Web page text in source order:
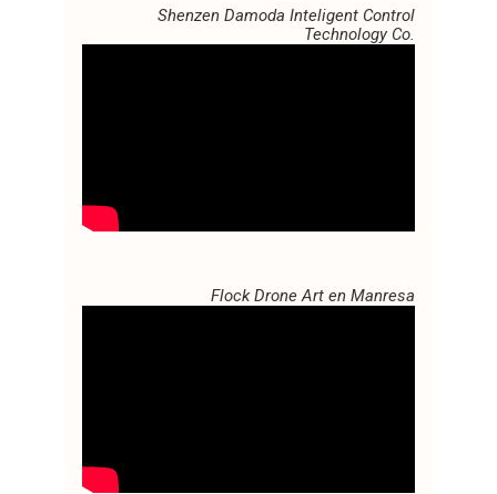
Shenzen Damoda Inteligent Control
Technology Co.
Flock Drone Art en Manresa